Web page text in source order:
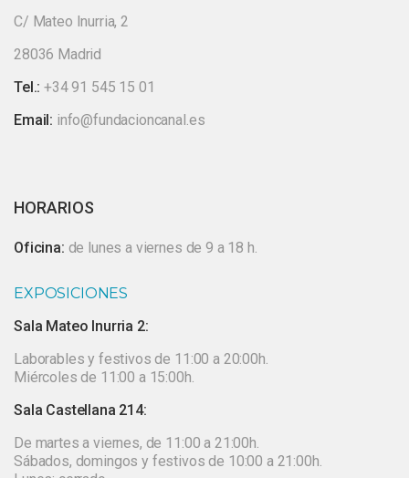
C/ Mateo Inurria, 2
28036 Madrid
Tel.: +34 91 545 15 01
Email: info@fundacioncanal.es
HORARIOS
Oficina: de lunes a viernes de 9 a 18 h.
EXPOSICIONES
Sala Mateo Inurria 2:
Laborables y festivos de 11:00 a 20:00h.
Miércoles de 11:00 a 15:00h.
Sala Castellana 214:
De martes a viernes, de 11:00 a 21:00h.
Sábados, domingos y festivos de 10:00 a 21:00h.